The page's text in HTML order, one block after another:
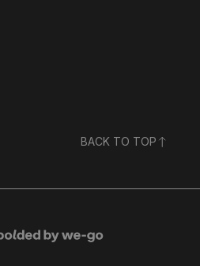
BACK TO TOP